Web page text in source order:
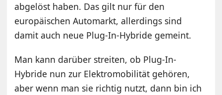
abgelöst haben. Das gilt nur für den
europäischen Automarkt, allerdings sind
damit auch neue Plug-In-Hybride gemeint.
Man kann darüber streiten, ob Plug-In-
Hybride nun zur Elektromobilität gehören,
aber wenn man sie richtig nutzt, dann bin ich